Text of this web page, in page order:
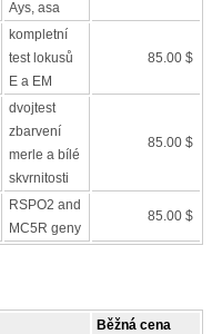
Ays, asa
kompletní
test lokusů
E a EM
85.00 $
dvojtest
zbarvení
merle a bílé
skvrnitosti
85.00 $
RSPO2 and
MC5R geny
85.00 $
Běžná cena